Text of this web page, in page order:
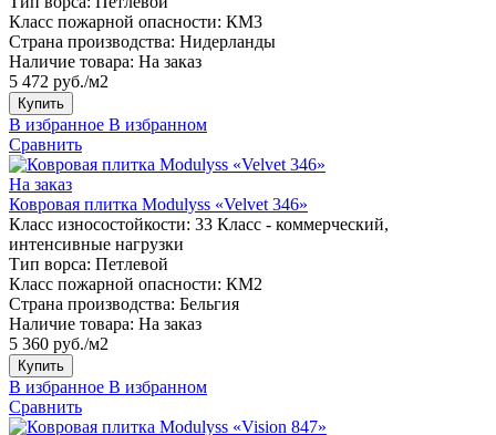
Класс пожарной опасности: КМ3
Страна производства: Нидерланды
Наличие товара: На заказ
5 472 руб./м2
Купить
В избранное В избранном
Сравнить
На заказ
Ковровая плитка Modulyss «Velvet 346»
Класс износостойкости: 33 Класс - коммерческий,
интенсивные нагрузки
Тип ворса: Петлевой
Класс пожарной опасности: КМ2
Страна производства: Бельгия
Наличие товара: На заказ
5 360 руб./м2
Купить
В избранное В избранном
Сравнить